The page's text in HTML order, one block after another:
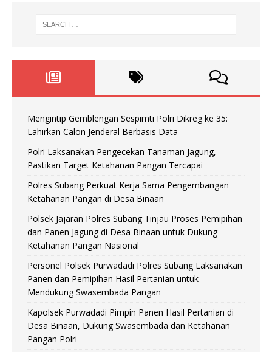
Mengintip Gemblengan Sespimti Polri Dikreg ke 35:
Lahirkan Calon Jenderal Berbasis Data
Polri Laksanakan Pengecekan Tanaman Jagung,
Pastikan Target Ketahanan Pangan Tercapai
Polres Subang Perkuat Kerja Sama Pengembangan
Ketahanan Pangan di Desa Binaan
Polsek Jajaran Polres Subang Tinjau Proses Pemipihan
dan Panen Jagung di Desa Binaan untuk Dukung
Ketahanan Pangan Nasional
Personel Polsek Purwadadi Polres Subang Laksanakan
Panen dan Pemipihan Hasil Pertanian untuk
Mendukung Swasembada Pangan
Kapolsek Purwadadi Pimpin Panen Hasil Pertanian di
Desa Binaan, Dukung Swasembada dan Ketahanan
Pangan Polri